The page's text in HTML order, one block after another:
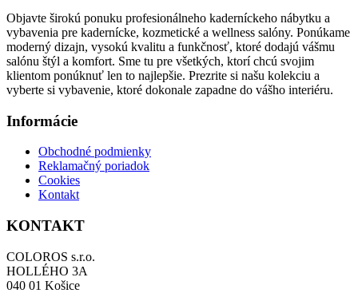
Objavte širokú ponuku profesionálneho kaderníckeho nábytku a
vybavenia pre kadernícke, kozmetické a wellness salóny. Ponúkame
moderný dizajn, vysokú kvalitu a funkčnosť, ktoré dodajú vášmu
salónu štýl a komfort. Sme tu pre všetkých, ktorí chcú svojim
klientom ponúknuť len to najlepšie. Prezrite si našu kolekciu a
vyberte si vybavenie, ktoré dokonale zapadne do vášho interiéru.
Informácie
Obchodné podmienky
Reklamačný poriadok
Cookies
Kontakt
KONTAKT
COLOROS s.r.o.
HOLLÉHO 3A
040 01 Košice